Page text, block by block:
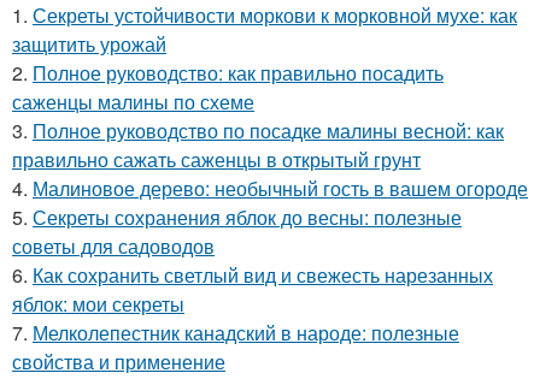
1. Секреты устойчивости моркови к морковной мухе: как
защитить урожай
2. Полное руководство: как правильно посадить
саженцы малины по схеме
3. Полное руководство по посадке малины весной: как
правильно сажать саженцы в открытый грунт
4. Малиновое дерево: необычный гость в вашем огороде
5. Секреты сохранения яблок до весны: полезные
советы для садоводов
6. Как сохранить светлый вид и свежесть нарезанных
яблок: мои секреты
7. Мелколепестник канадский в народе: полезные
свойства и применение